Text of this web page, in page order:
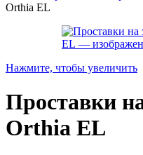
Orthia EL
Нажмите, чтобы увеличить
Проставки
Orthia EL